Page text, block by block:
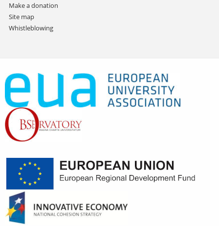
Make a donation
Site map
Whistleblowing